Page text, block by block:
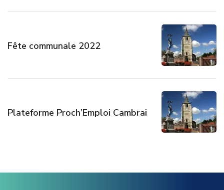
Fête communale 2022
Plateforme Proch’Emploi Cambrai